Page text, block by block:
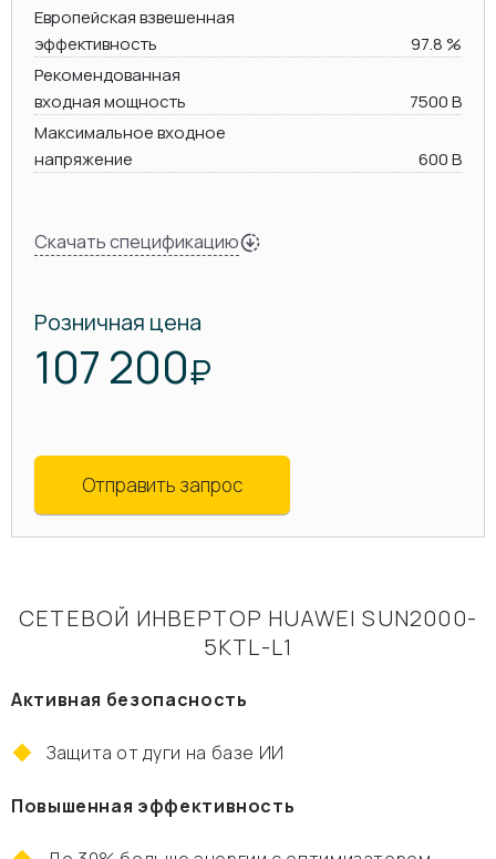
Европейская взвешенная
эффективность
97.8 %
Рекомендованная
входная мощность
7500 В
Максимальное входное
напряжение
600 В
Скачать спецификацию
Розничная цена
107 200₽
Отправить запрос
СЕТЕВОЙ ИНВЕРТОР HUAWEI SUN2000-
5KTL-L1
Активная безопасность
Защита от дуги на базе ИИ
Повышенная эффективность